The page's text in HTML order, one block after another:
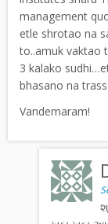
management
etle shrotao na
to..amuk vaktao
3 kalako
bhasano na
Vandemaram!